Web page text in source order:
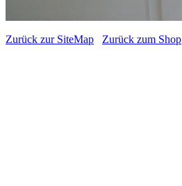
Zurück zur SiteMap Zurück zum Shop